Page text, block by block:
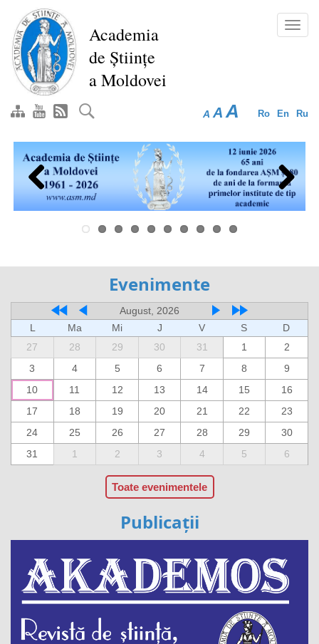
Перейти
основному
содержанию
Academia
de Științe
a Moldovei
Ro En Ru
A A A
Previous Next
Evenimente
August, 2026
L
Ma Mi J V S
D
27
28 29 30 31 1
2
3
4 5 6 7 8
9
10
11 12 13 14 15
16
17
18 19 20 21 22
23
24
25 26 27 28 29
30
31
1 2 3 4 5 6
Toate evenimentele
Publicații